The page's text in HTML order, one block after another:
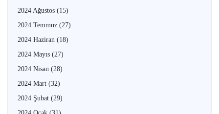
2024 Ağustos (15)
2024 Temmuz (27)
2024 Haziran (18)
2024 Mayıs (27)
2024 Nisan (28)
2024 Mart (32)
2024 Şubat (29)